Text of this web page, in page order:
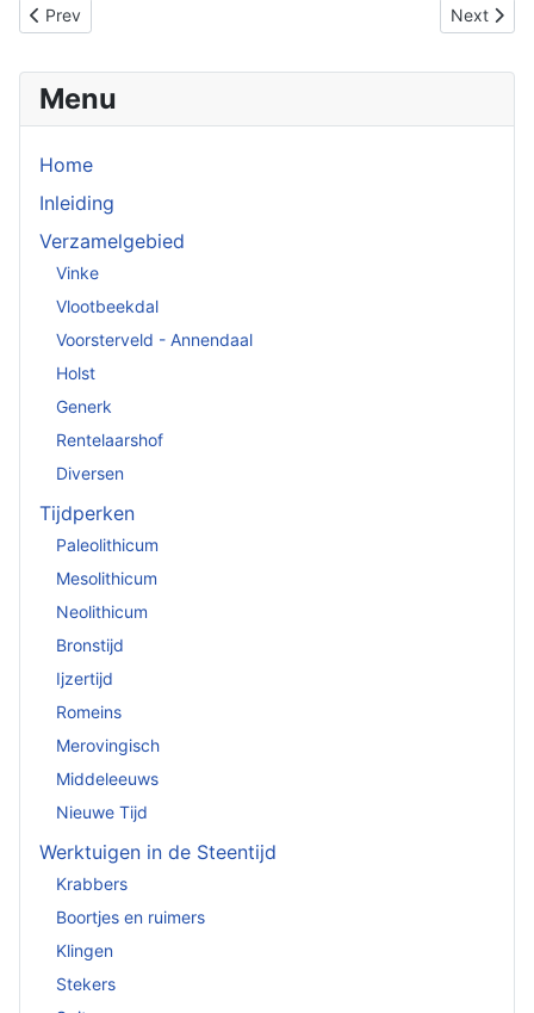
Previous article: Merovingers
Prev Next
Next
Menu
Home
Inleiding
Verzamelgebied
Vinke
Vlootbeekdal
Voorsterveld - Annendaal
Holst
Generk
Rentelaarshof
Diversen
Tijdperken
Paleolithicum
Mesolithicum
Neolithicum
Bronstijd
Ijzertijd
Romeins
Merovingisch
Middeleeuws
Nieuwe Tijd
Werktuigen in de Steentijd
Krabbers
Boortjes en ruimers
Klingen
Stekers